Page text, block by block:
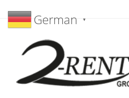
German ▼